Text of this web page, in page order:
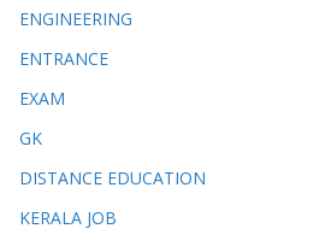
ENGINEERING
ENTRANCE
EXAM
GK
DISTANCE EDUCATION
KERALA JOB